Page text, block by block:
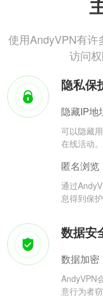
使用AndyVPN有许
访问
隐私保
隐藏IP地
可以隐藏
在线活动。
匿名浏览
通过
息得到保护
数据安
数据加密
AndyVPN
意行为者窃